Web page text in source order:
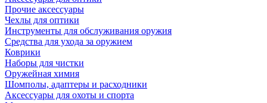
Прочие аксессуары
Чехлы для оптики
Инструменты для обслуживания оружия
Средства для ухода за оружием
Коврики
Наборы для чистки
Оружейная химия
Шомполы, адаптеры и расходники
Аксессуары для охоты и спорта